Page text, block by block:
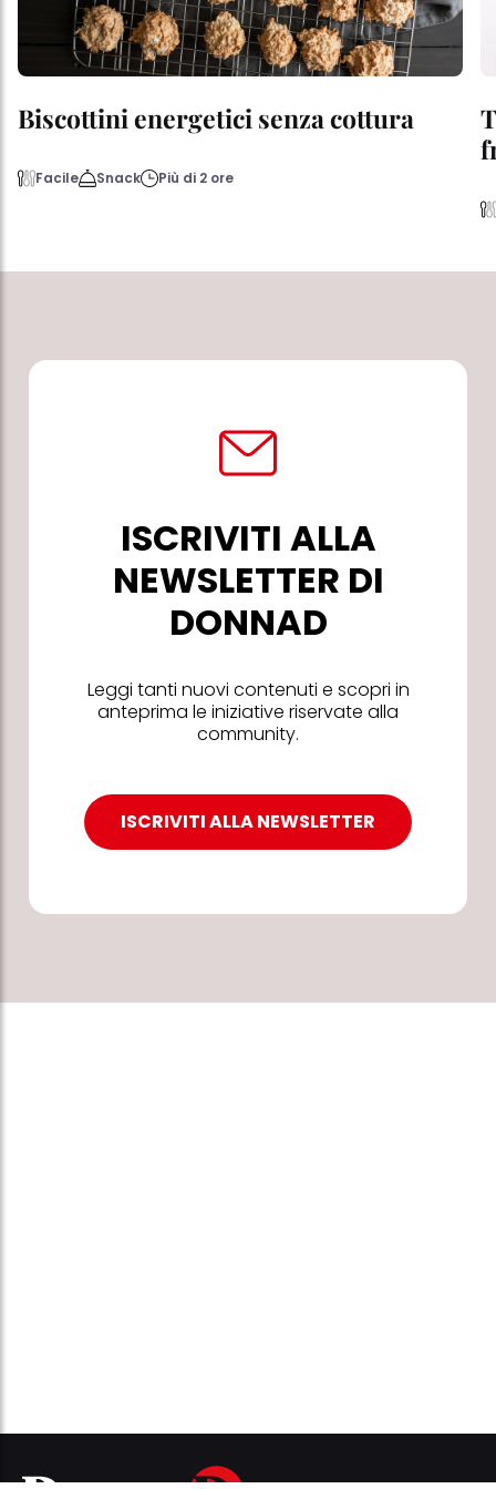
Biscottini energetici senza cottura
Facile Snack Più di 2 ore
ISCRIVITI ALLA
NEWSLETTER DI
DONNAD
Leggi tanti nuovi contenuti e scopri in
anteprima le iniziative riservate alla
community.
ISCRIVITI ALLA NEWSLETTER